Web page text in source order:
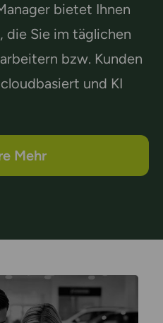
bietet Ihnen
die Sie im täglichen
bzw. Kunden
und KI
Mehr